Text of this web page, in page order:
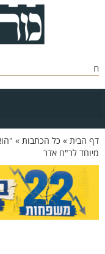
הבית»כל הכתבות»"הוא
לר"ח אדר